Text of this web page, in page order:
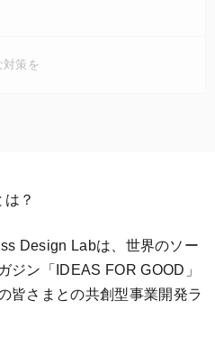
対策を
？
Design Labは、世界のソー
ジン「IDEAS FOR GOOD」
皆さまとの共創型事業開発ラ